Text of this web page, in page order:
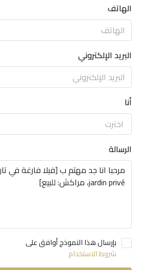
الهاتف
البريد الإلكتروني
أنا
اخترت
الرسالة
بإرسال هذا النموذج أوافق على
شروط الاستخدام